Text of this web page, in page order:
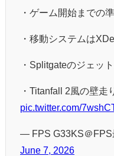
・ゲーム開始までの
・移動システムは
・Splitgateのジェッ
・Titanfall 2風の壁
pic.twitter.com/
— FPS G33KS＠FPS
June 7, 2026